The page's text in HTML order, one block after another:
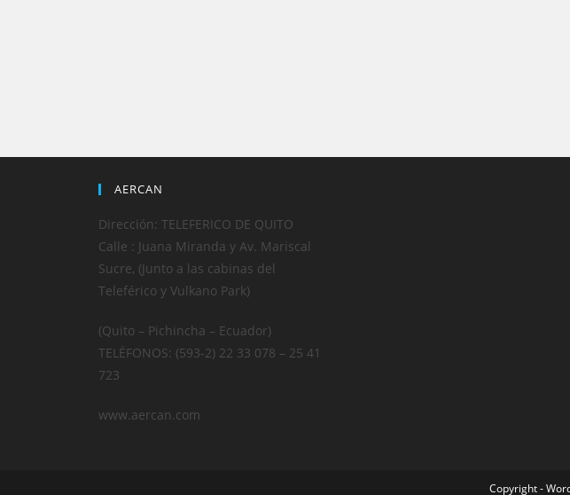
AERCAN
Dirección: TELEFERICO DE QUITO
Calle : Juana Miranda y Av. Mariscal
Sucre, (Junto a las cabinas del
Teleférico y Vulkano Park)
(Quito – Pichincha – Ecuador)
TELÉFONOS: (593-2) 22 33 078 – 25 41
723
www.aercan.com
Copyright -